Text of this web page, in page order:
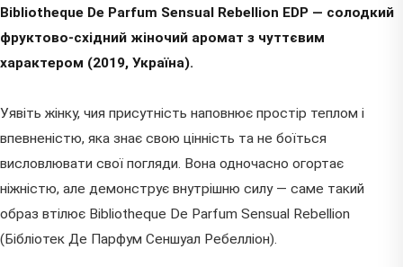
Bibliotheque De Parfum Sensual Rebellion EDP — солодкий
фруктово-східний жіночий аромат з чуттєвим
характером (2019, Україна).
Уявіть жінку, чия присутність наповнює простір теплом і
впевненістю, яка знає свою цінність та не боїться
висловлювати свої погляди. Вона одночасно огортає
ніжністю, але демонструє внутрішню силу — саме такий
образ втілює Bibliotheque De Parfum Sensual Rebellion
(Бібліотек Де Парфум Сеншуал Ребелліон).